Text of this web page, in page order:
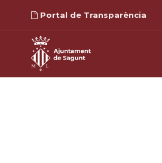
Portal de Transparència